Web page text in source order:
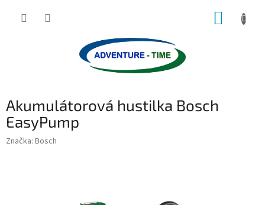
Akumulátorová hustilka Bosch
EasyPump
Značka: Bosch